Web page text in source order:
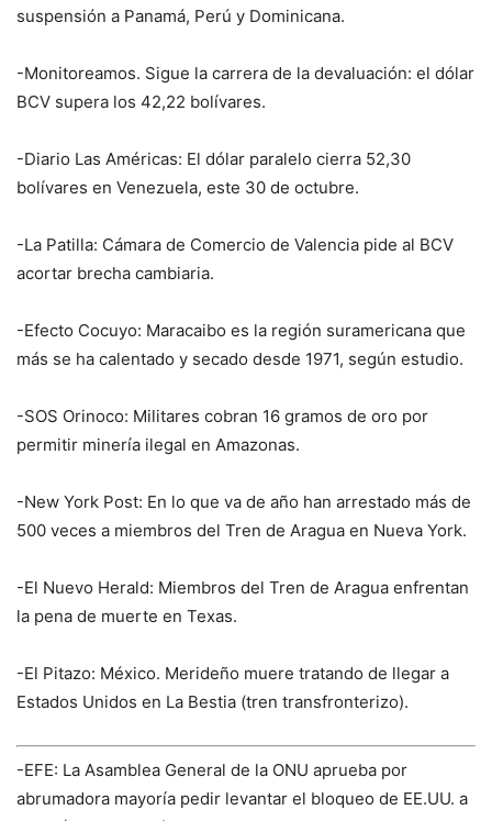
suspensión a Panamá, Perú y Dominicana.
-Monitoreamos. Sigue la carrera de la devaluación: el dólar
BCV supera los 42,22 bolívares.
-Diario Las Américas: El dólar paralelo cierra 52,30
bolívares en Venezuela, este 30 de octubre.
-La Patilla: Cámara de Comercio de Valencia pide al BCV
acortar brecha cambiaria.
-Efecto Cocuyo: Maracaibo es la región suramericana que
más se ha calentado y secado desde 1971, según estudio.
-SOS Orinoco: Militares cobran 16 gramos de oro por
permitir minería ilegal en Amazonas.
-New York Post: En lo que va de año han arrestado más de
500 veces a miembros del Tren de Aragua en Nueva York.
-El Nuevo Herald: Miembros del Tren de Aragua enfrentan
la pena de muerte en Texas.
-El Pitazo: México. Merideño muere tratando de llegar a
Estados Unidos en La Bestia (tren transfronterizo).
-EFE: La Asamblea General de la ONU aprueba por
abrumadora mayoría pedir levantar el bloqueo de EE.UU. a